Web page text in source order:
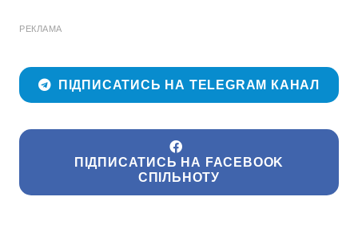
РЕКЛАМА
ПІДПИСАТИСЬ НА TELEGRAM КАНАЛ
ПІДПИСАТИСЬ НА FACEBOOK
СПІЛЬНОТУ